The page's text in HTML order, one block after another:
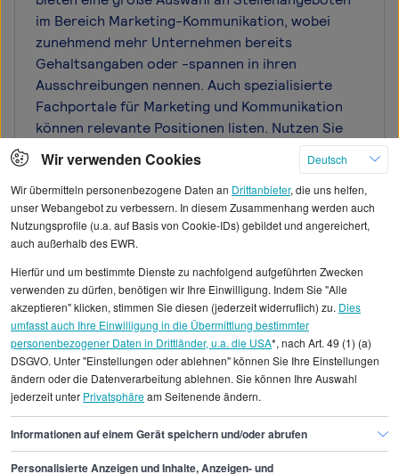
im Bereich Marketing-Kommunikation, wobei
zunehmend mehr Unternehmen bereits
Gehaltsangaben oder -spannen in ihren
Ausschreibungen nennen. Auch spezialisierte
Fachportale für Marketing und Kommunikation
können relevante Positionen listen. Nutzen Sie
die Filterfunktionen gezielt nach Kriterien wie
Erfahrungslevel, Standort und
Unternehmensgröße, um passende Angebote zu
finden. Vernetzen Sie sich zudem auf Plattformen
wie LinkedIn, wo viele Unternehmen direkt
Unternehmenswebseiten interessanter
Arbeitgeber direkt. Als Mitarbeiter Marketing-
Kommunikation sollten Sie bei der Bewerbung auf
Stellen achten, die zu Ihrem Profil passen, um
realistische Gehaltsverhandlungen führen zu
können.
Wir verwenden Cookies
Deutsch
Wir übermitteln personenbezogene Daten an Drittanbieter, die uns helfen,
unser Webangebot zu verbessern. In diesem Zusammenhang werden auch
Nutzungsprofile (u.a. auf Basis von Cookie-IDs) gebildet und angereichert,
auch außerhalb des EWR.
Hierfür und um bestimmte Dienste zu nachfolgend aufgeführten Zwecken
verwenden zu dürfen, benötigen wir Ihre Einwilligung. Indem Sie "Alle
akzeptieren" klicken, stimmen Sie diesen (jederzeit widerruflich) zu. Dies
umfasst auch Ihre Einwilligung in die Übermittlung bestimmter
personenbezogener Daten in Drittländer, u.a. die USA*, nach Art. 49 (1) (a)
DSGVO. Unter "Einstellungen oder ablehnen" können Sie Ihre Einstellungen
ändern oder die Datenverarbeitung ablehnen. Sie können Ihre Auswahl
jederzeit unter Privatsphäream Seitenende ändern.
Informationen auf einem Gerät speichern und/oder abrufen
Personalisierte Anzeigen und Inhalte, Anzeigen- und